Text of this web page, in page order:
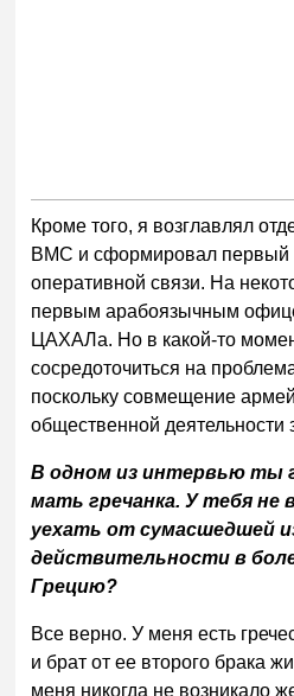
Кроме того, я возглавлял
ВМС и сформировал первый
оперативной связи. На
первым арабоязычным
ЦАХАЛа. Но в какой-то
сосредоточиться на
поскольку совмещение
общественной
В одном из интервью ты
мать гречанка. У тебя не
уехать от сумасшедшей
действительности в
Грецию?
Все верно. У меня есть
и брат от ее второго брака
меня никогда не возникало